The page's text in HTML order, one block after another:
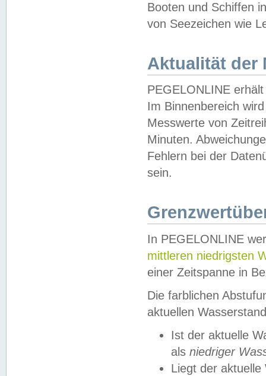
Booten und Schiffen
von Seezeichen wie
Aktualität der
PEGELONLINE
Im Binnenbereich
Messwerte von
Minuten.
Fehlern bei der
sein.
In PEGELONLINE
mittleren niedrigsten
einer Zeitspanne in
Die farblichen
aktuellen
Ist der aktuelle
als niedriger
Liegt der